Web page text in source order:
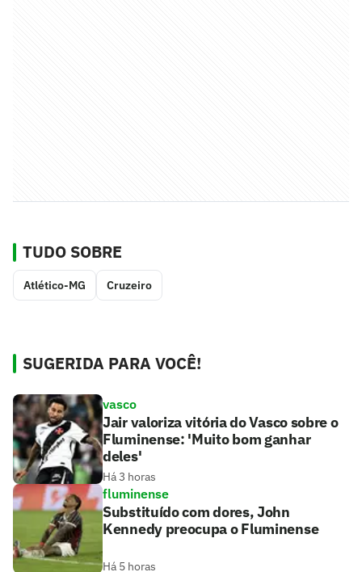
TUDO SOBRE
Atlético-MG Cruzeiro
SUGERIDA PARA VOCÊ!
vasco
Jair valoriza vitória do Vasco sobre o
Fluminense: 'Muito bom ganhar
deles'
Há 3 horas
fluminense
Substituído com dores, John
Kennedy preocupa o Fluminense
Há 5 horas